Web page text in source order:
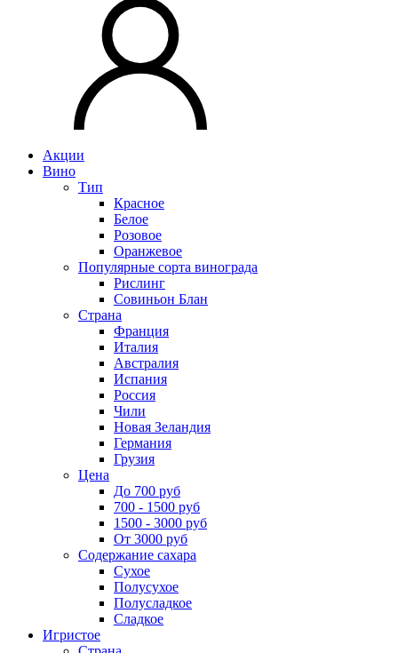
Акции
Вино
Тип
Красное
Белое
Розовое
Оранжевое
Популярные сорта винограда
Рислинг
Совиньон Блан
Страна
Франция
Италия
Австралия
Испания
Россия
Чили
Новая Зеландия
Германия
Грузия
Цена
До 700 руб
700 - 1500 руб
1500 - 3000 руб
От 3000 руб
Содержание сахара
Сухое
Полусухое
Полусладкое
Сладкое
Игристое